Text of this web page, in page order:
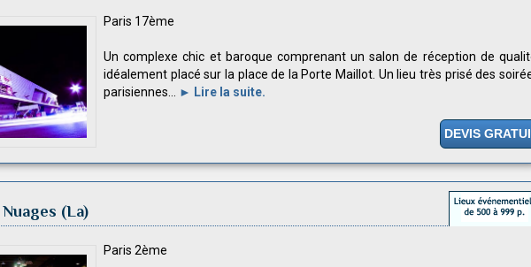
Paris 17ème
Un complexe chic et baroque comprenant un salon de réception de
idéalement placé sur la place de la Porte Maillot. Un lieu très prisé des
parisiennes...
► Lire la suite.
DEVIS
(La)
Paris 2ème